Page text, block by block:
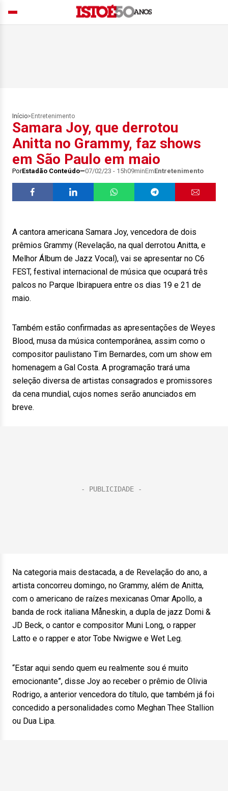
Início> Entretenimento
Samara Joy, que derrotou
Anitta no Grammy, faz shows
em São Paulo em maio
PorEstadão Conteúdo 07/02/23 - 15h09minEmEntretenimento
A cantora americana Samara Joy, vencedora de dois
prêmios Grammy (Revelação, na qual derrotou Anitta, e
Melhor Álbum de Jazz Vocal), vai se apresentar no C6
FEST, festival internacional de música que ocupará três
palcos no Parque Ibirapuera entre os dias 19 e 21 de
maio.
Também estão confirmadas as apresentações de Weyes
Blood, musa da música contemporânea, assim como o
compositor paulistano Tim Bernardes, com um show em
homenagem a Gal Costa. A programação trará uma
seleção diversa de artistas consagrados e promissores
da cena mundial, cujos nomes serão anunciados em
breve.
Na categoria mais destacada, a de Revelação do ano, a
artista concorreu domingo, no Grammy, além de Anitta,
com o americano de raízes mexicanas Omar Apollo, a
banda de rock italiana Måneskin, a dupla de jazz Domi &
JD Beck, o cantor e compositor Muni Long, o rapper
Latto e o rapper e ator Tobe Nwigwe e Wet Leg.
“Estar aqui sendo quem eu realmente sou é muito
emocionante”, disse Joy ao receber o prêmio de Olivia
Rodrigo, a anterior vencedora do título, que também já foi
concedido a personalidades como Meghan Thee Stallion
ou Dua Lipa.